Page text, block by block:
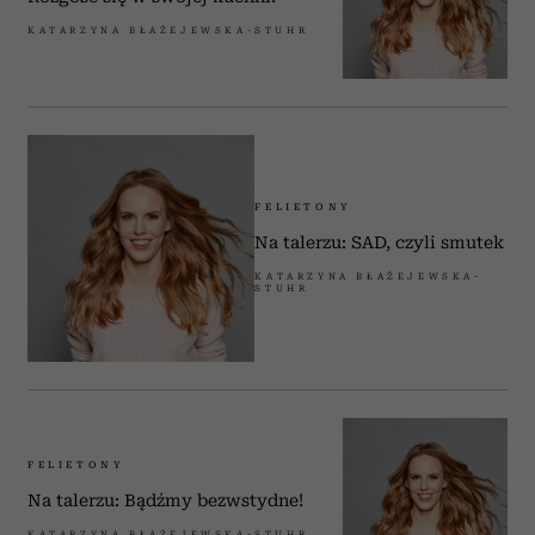
Partnerzy mogą połączyć te informacje z innymi danymi
otrzymanymi od Ciebie lub uzyskanymi podczas
KATARZYNA BŁAŻEJEWSKA-STUHR
FELIETONY
Na talerzu: SAD, czyli smutek
KATARZYNA BŁAŻEJEWSKA-
STUHR
FELIETONY
Na talerzu: Bądźmy bezwstydne!